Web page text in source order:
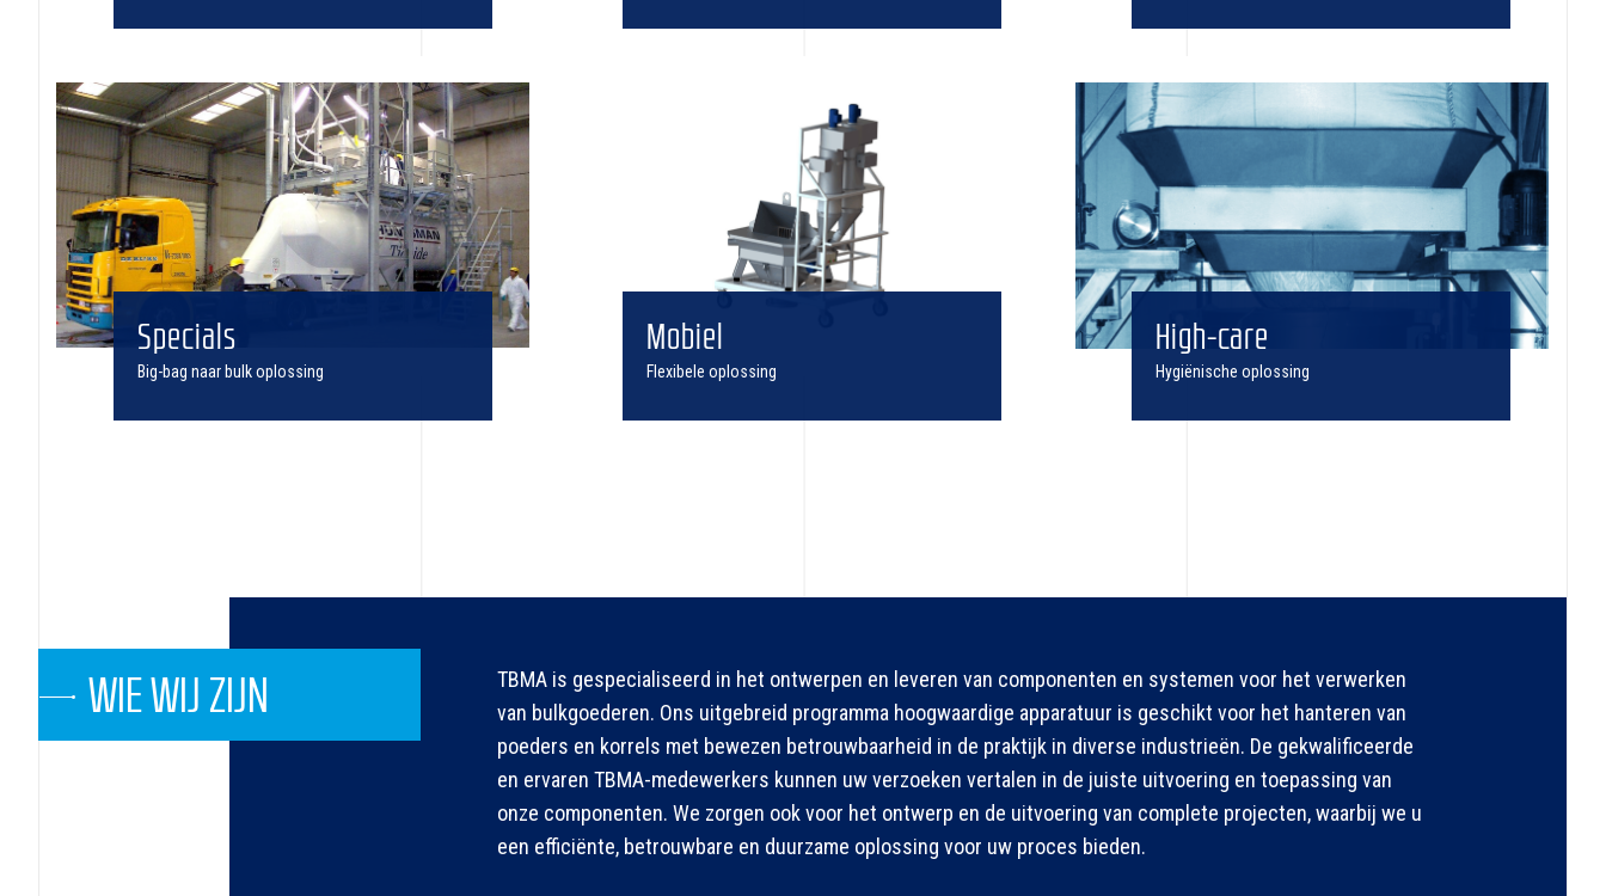
Specials
Big-bag naar bulk oplossing
Mobiel
Flexibele oplossing
High-care
Hygiënische oplossing
WIE WIJ ZIJN
TBMA is gespecialiseerd in het ontwerpen en leveren van componenten en systemen voor het verwerken
van bulkgoederen. Ons uitgebreid programma hoogwaardige apparatuur is geschikt voor het hanteren van
poeders en korrels met bewezen betrouwbaarheid in de praktijk in diverse industrieën. De gekwalificeerde
en ervaren TBMA-medewerkers kunnen uw verzoeken vertalen in de juiste uitvoering en toepassing van
onze componenten. We zorgen ook voor het ontwerp en de uitvoering van complete projecten, waarbij we u
een efficiënte, betrouwbare en duurzame oplossing voor uw proces bieden.